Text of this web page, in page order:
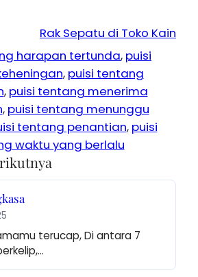
Rak Sepatu di Toko Kain
harapan tertunda, puisi
, puisi tentang
, puisi tentang menerima
, puisi tentang menunggu
tentang penantian, puisi
waktu yang berlalu
terucap, Di antara 7